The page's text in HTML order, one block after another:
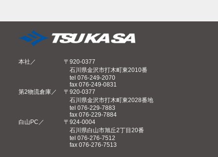
本社
〒920-0377
石川県金沢市打木町東2010番
tel 076-249-2070
fax 076-249-0831
第2物流倉庫
〒920-0377
石川県金沢市打木町東2028番地
tel 076-229-7883
fax 076-229-7884
白山PC
〒924-0004
石川県白山市旭丘2丁目20番
tel 076-276-7512
fax 076-276-7513